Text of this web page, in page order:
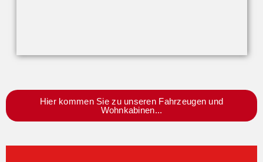
Hier kommen Sie zu unseren Fahrzeugen und
Wohnkabinen...